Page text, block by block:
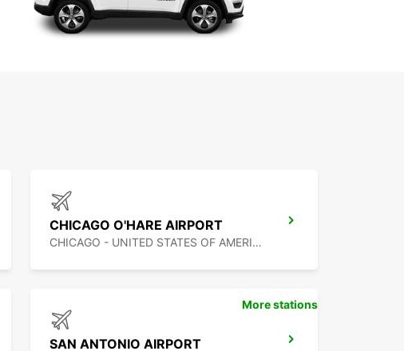
CHICAGO O'HARE AIRPORT
CHICAGO - UNITED STATES OF AMERICA
SAN ANTONIO AIRPORT
More stations